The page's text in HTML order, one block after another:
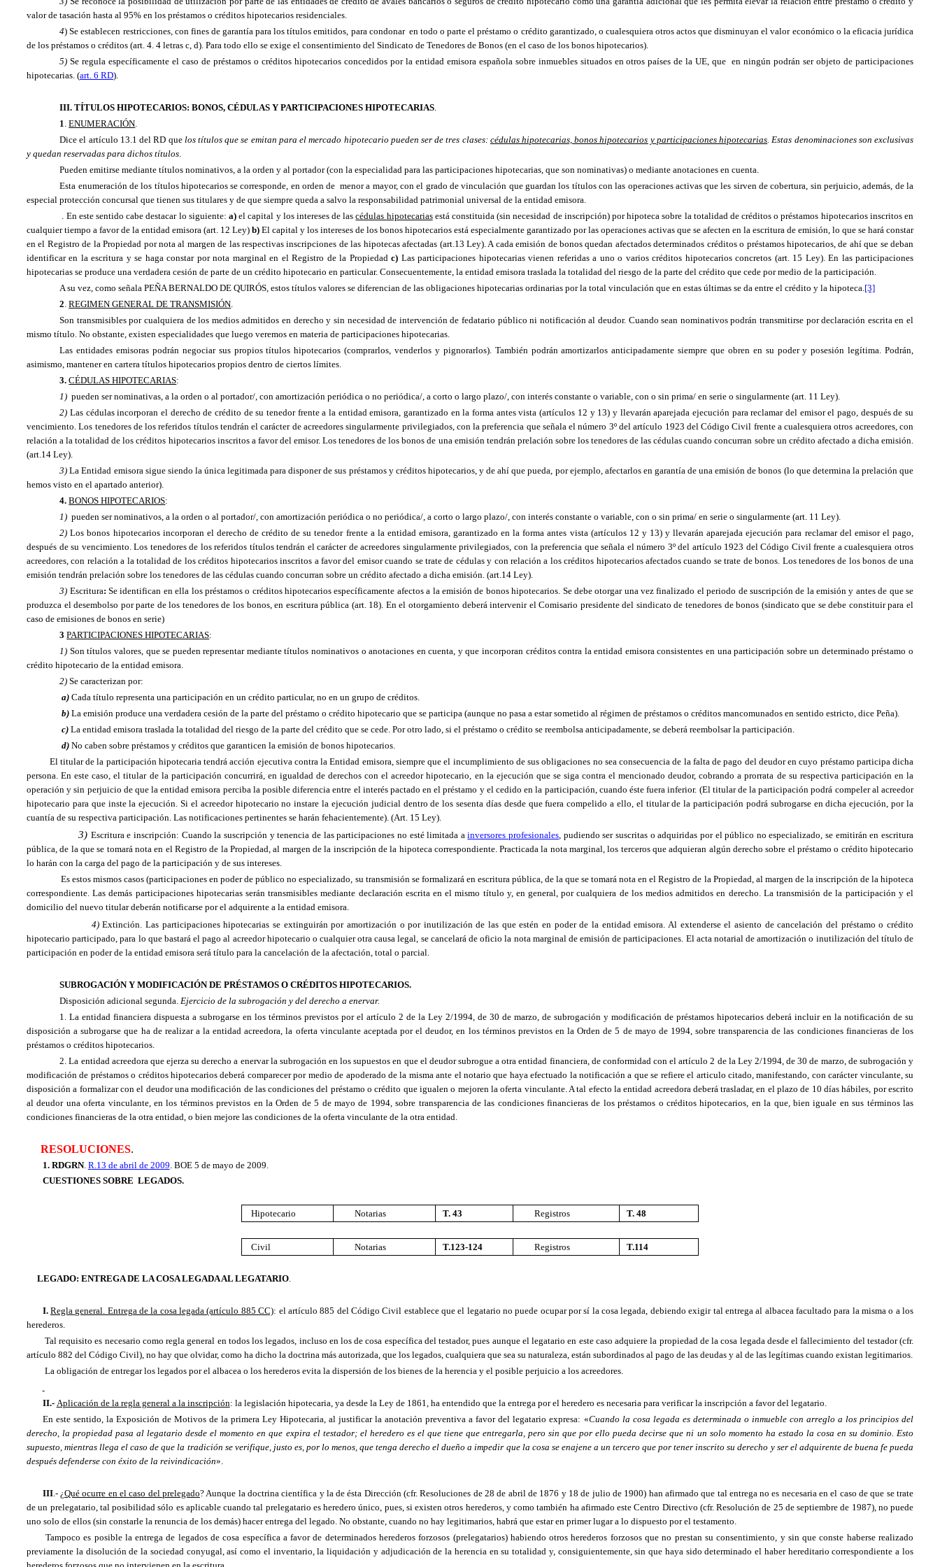
valor de tasación hasta al 95% en los préstamos o créditos hipotecarios residenciales.
4) Se establecen restricciones, con fines de garantía para los títulos emitidos, para condonar en todo o parte el préstamo o crédito garantizado, o cualesquiera otros actos que disminuyan el valor económico o la eficacia jurídica
de los préstamos o créditos (art. 4. 4 letras c, d). Para todo ello se exige el consentimiento del Sindicato de Tenedores de Bonos (en el caso de los bonos hipotecarios).
5) Se regula específicamente el caso de préstamos o créditos hipotecarios concedidos por la entidad emisora española sobre inmuebles situados en otros países dela UE, que en ningún podrán ser objeto de participaciones
hipotecarias. (art. 6 RD).
III. TÍTULOS HIPOTECARIOS: BONOS, CÉDULAS Y PARTICIPACIONES HIPOTECARIAS.
1.ENUMERACIÓN.
Dice el artículo 13.1 del RD que los títulos que se emitan para el mercado hipotecario pueden ser de tres clases: cédulas hipotecarias, bonos hipotecarios y participaciones hipotecarias. Estas denominaciones son exclusivas
y quedan reservadas para dichos títulos.
Pueden emitirse mediante títulos nominativos, a la orden y al portador (con la especialidad para las participaciones hipotecarias, que son nominativas) o mediante anotaciones en cuenta.
Esta enumeración de los títulos hipotecarios se corresponde, en orden de menor a mayor, con el grado de vinculación que guardan los títulos con las operaciones activas que les sirven de cobertura, sin perjuicio, además, de la
especial protección concursal que tienen sus titulares y de que siempre queda a salvo la responsabilidad patrimonial universal de la entidad emisora.
. En este sentido cabe destacar lo siguiente: a)el capital y los intereses de lascédulas hipotecariasestá constituida (sin necesidad de inscripción) por hipoteca sobre la totalidad de créditos o préstamos hipotecarios inscritos en
cualquier tiempo a favor de la entidad emisora (art. 12 Ley) b) El capital y los intereses de los bonos hipotecarios está especialmente garantizado por las operaciones activas que se afecten en la escritura de emisión, lo que se hará constar
en el Registro de la Propiedad por nota al margen de las respectivas inscripciones de las hipotecas afectadas (art.13 Ley). A cada emisión de bonos quedan afectados determinados créditos o préstamos hipotecarios, de ahí que se deban
identificar en la escritura y se haga constar por nota marginal en el Registro dela Propiedad c) Las participaciones hipotecarias vienen referidas a uno o varios créditos hipotecarios concretos (art. 15 Ley). En las participaciones
hipotecarias se produce una verdadera cesión de parte de un crédito hipotecario en particular. Consecuentemente, la entidad emisora traslada la totalidad del riesgo de la parte del crédito que cede por medio de la participación.
A su vez, como señala PEÑA BERNALDO DE QUIRÓS, estos títulos valores se diferencian de las obligaciones hipotecarias ordinarias por la total vinculación que en estas últimas se da entre el crédito y la hipoteca.[3]
2.REGIMEN GENERAL DE TRANSMISIÓN.
Son transmisibles por cualquiera de los medios admitidos en derecho y sin necesidad de intervención de fedatario público ni notificación al deudor. Cuando sean nominativos podrán transmitirse por declaración escrita en el
mismo título. No obstante, existen especialidades que luego veremos en materia de participaciones hipotecarias.
Las entidades emisoras podrán negociar sus propios títulos hipotecarios (comprarlos, venderlos y pignorarlos). También podrán amortizarlos anticipadamente siempre que obren en su poder y posesión legítima. Podrán,
asimismo, mantener en cartera títulos hipotecarios propios dentro de ciertos límites.
3. CÉDULAS HIPOTECARIAS:
1) pueden ser nominativas, a la orden o al portador/, con amortización periódica o no periódica/, a corto o largo plazo/, con interés constante o variable, con o sin prima/ en serie o singularmente (art. 11 Ley).
2) Las cédulas incorporan el derecho de crédito de su tenedor frente a la entidad emisora, garantizado en la forma antes vista (artículos 12 y 13) y llevarán aparejada ejecución para reclamar del emisor el pago, después de su
vencimiento. Los tenedores de los referidos títulos tendrán el carácter de acreedores singularmente privilegiados, con la preferencia que señala el número 3º del artículo 1923 del Código Civil frente a cualesquiera otros acreedores, con
relación a la totalidad de los créditos hipotecarios inscritos a favor del emisor. Los tenedores de los bonos de una emisión tendrán prelación sobre los tenedores de las cédulas cuando concurran sobre un crédito afectado a dicha emisión.
(art.14 Ley).
3) La Entidad emisora sigue siendo la única legitimada para disponer de sus préstamos y créditos hipotecarios, y de ahí que pueda, por ejemplo, afectarlos en garantía de una emisión de bonos (lo que determina la prelación que
hemos visto en el apartado anterior).
4. BONOS HIPOTECARIOS:
1) pueden ser nominativos, a la orden o al portador/, con amortización periódica o no periódica/, a corto o largo plazo/, con interés constante o variable, con o sin prima/ en serie o singularmente (art. 11 Ley).
2) Los bonos hipotecarios incorporan el derecho de crédito de su tenedor frente a la entidad emisora, garantizado en la forma antes vista (artículos 12 y 13) y llevarán aparejada ejecución para reclamar del emisor el pago,
después de su vencimiento. Los tenedores de los referidos títulos tendrán el carácter de acreedores singularmente privilegiados, con la preferencia que señala el número 3º del artículo 1923 del Código Civil frente a cualesquiera otros
acreedores, con relación a la totalidad de los créditos hipotecarios inscritos a favor del emisor cuando se trate de cédulas y con relación a los créditos hipotecarios afectados cuando se trate de bonos. Los tenedores de los bonos de una
emisión tendrán prelación sobre los tenedores de las cédulas cuando concurran sobre un crédito afectado a dicha emisión. (art.14 Ley).
3) Escritura:Se identifican en ella los préstamos o créditos hipotecarios específicamente afectos a la emisión de bonos hipotecarios. Se debe otorgar una vez finalizado el periodo de suscripción de la emisión y antes de que se
produzca el desembolso por parte de los tenedores de los bonos, en escritura pública (art. 18). En el otorgamiento deberá intervenir el Comisario presidente del sindicato de tenedores de bonos (sindicato que se debe constituir para el
caso de emisiones de bonos en serie)
3 PARTICIPACIONES HIPOTECARIAS:
1) Son títulos valores, que se pueden representar mediante títulos nominativos o anotaciones en cuenta, y que incorporan créditos contra la entidad emisora consistentes en una participación sobre un determinado préstamo o
crédito hipotecario de la entidad emisora.
2) Se caracterizan por:
a) Cada título representa una participación en un crédito particular, no en un grupo de créditos.
b) La emisión produce una verdadera cesión de la parte del préstamo o crédito hipotecario que se participa (aunque no pasa a estar sometido al régimen de préstamos o créditos mancomunados en sentido estricto, dice Peña).
c)La entidad emisora traslada la totalidad del riesgo de la parte del crédito que se cede. Por otro lado, si el préstamo o crédito se reembolsa anticipadamente, se deberá reembolsar la participación.
d) No caben sobre préstamos y créditos que garanticen la emisión de bonos hipotecarios.
El titular de la participación hipotecaria tendrá acción ejecutiva contra la Entidad emisora, siempre que el incumplimiento de sus obligaciones no sea consecuencia de la falta de pago del deudor en cuyo préstamo participa dicha
persona. En este caso, el titular de la participación concurrirá, en igualdad de derechos con el acreedor hipotecario, en la ejecución que se siga contra el mencionado deudor, cobrando a prorrata de su respectiva participación en la
operación y sin perjuicio de que la entidad emisora perciba la posible diferencia entre el interés pactado en el préstamo y el cedido en la participación, cuando éste fuera inferior. (El titular de la participación podrá compeler al acreedor
hipotecario para que inste la ejecución. Si el acreedor hipotecario no instare la ejecución judicial dentro de los sesenta días desde que fuera compelido a ello, el titular de la participación podrá subrogarse en dicha ejecución, por la
cuantía de su respectiva participación. Las notificaciones pertinentes se harán fehacientemente). (Art. 15 Ley).
3) Escritura e inscripción: Cuando la suscripción y tenencia de las participaciones no esté limitada ainversores profesionales, pudiendo ser suscritas o adquiridas por el público no especializado, se emitirán en escritura
pública, de la que se tomará nota en el Registro de la Propiedad, al margen de la inscripción de la hipoteca correspondiente. Practicada la nota marginal, los terceros que adquieran algún derecho sobre el préstamo o crédito hipotecario
lo harán con la carga del pago de la participación y de sus intereses.
Es estos mismos casos (participaciones en poder de público no especializado, su transmisión se formalizará en escritura pública, de la que se tomará nota en el Registro de la Propiedad, al margen de la inscripción de la hipoteca
correspondiente. Las demás participaciones hipotecarias serán transmisibles mediante declaración escrita en el mismo título y, en general, por cualquiera de los medios admitidos en derecho. La transmisión de la participación y el
domicilio del nuevo titular deberán notificarse por el adquirente a la entidad emisora.
4)Extinción. Las participaciones hipotecarias se extinguirán por amortización o por inutilización de las que estén en poder de la entidad emisora. Al extenderse el asiento de cancelación del préstamo o crédito
hipotecario participado, para lo que bastará el pago al acreedor hipotecario o cualquier otra causa legal, se cancelará de oficio la nota marginal de emisión de participaciones. El acta notarial de amortización o inutilización del título de
participación en poder de la entidad emisora será título para la cancelación de la afectación, total o parcial.
SUBROGACIÓN Y MODIFICACIÓN DE PRÉSTAMOS O CRÉDITOS HIPOTECARIOS.
Disposición adicional segunda.Ejercicio de la subrogación y del derecho a enervar.
1. La entidad financiera dispuesta a subrogarse en los términos previstos por el artículo 2 de la Ley 2/1994, de 30 de marzo, de subrogación y modificación de préstamos hipotecarios deberá incluir en la notificación de su
disposición a subrogarse que ha de realizar a la entidad acreedora, la oferta vinculante aceptada por el deudor, en los términos previstos en la Orden de 5 de mayo de 1994, sobre transparencia de las condiciones financieras de los
préstamos o créditos hipotecarios.
2. La entidad acreedora que ejerza su derecho a enervar la subrogación en los supuestos en que el deudor subrogue a otra entidad financiera, de conformidad con el artículo 2 de la Ley 2/1994, de 30 de marzo, de subrogación y
modificación de préstamos o créditos hipotecarios deberá comparecer por medio de apoderado de la misma ante el notario que haya efectuado la notificación a que se refiere el articulo citado, manifestando, con carácter vinculante, su
disposición a formalizar con el deudor una modificación de las condiciones del préstamo o crédito que igualen o mejoren la oferta vinculante. A tal efecto la entidad acreedora deberá trasladar, en el plazo de 10 días hábiles, por escrito
al deudor una oferta vinculante, en los términos previstos en la Orden de 5 de mayo de 1994, sobre transparencia de las condiciones financieras de los préstamos o créditos hipotecarios, en la que, bien iguale en sus términos las
condiciones financieras de la otra entidad, o bien mejore las condiciones de la oferta vinculante de la otra entidad.
RESOLUCIONES.
1. RDGRN. R.13 de abril de 2009. BOE 5 de mayo de 2009.
CUESTIONES SOBRE LEGADOS.
Hipotecario Notarias T. 43 Registros T. 48
Civil Notarias T.123-124 Registros T.114
LEGADO: ENTREGA DE LA COSALEGADAAL LEGATARIO.
I.Regla general. Entrega de la cosa legada (artículo 885 CC): el artículo 885 del Código Civil establece que el legatario no puede ocupar por sí la cosa legada, debiendo exigir tal entrega al albacea facultado para la misma o a los
herederos.
Tal requisito es necesario como regla general en todos los legados, incluso en los de cosa específica del testador, pues aunque el legatario en este caso adquiere la propiedad de la cosa legada desde el fallecimiento del testador (cfr.
artículo 882 del Código Civil), no hay que olvidar, como ha dicho la doctrina más autorizada, que los legados, cualquiera que sea su naturaleza, están subordinados al pago de las deudas y al de las legítimas cuando existan legitimarios.
La obligación de entregar los legados por el albacea o los herederos evita la dispersión de los bienes de la herencia y el posible perjuicio a los acreedores.
II.- Aplicación de la regla general a la inscripción: la legislación hipotecaria, ya desde la Ley de 1861, haentendido que la entrega por el heredero es necesaria para verificar la inscripción a favor del legatario.
En este sentido, la Exposiciónde Motivos de la primera Ley Hipotecaria, al justificar la anotación preventiva a favor del legatario expresa: «Cuando la cosa legada es determinada o inmueble con arreglo a los principios del
derecho, la propiedad pasa al legatario desde el momento en que expira el testador; el heredero es el que tiene que entregarla, pero sin que por ello pueda decirse que ni un solo momento ha estado la cosa en su dominio. Esto
supuesto, mientras llega el caso de que la tradición se verifique, justo es, por lo menos, que tenga derecho el dueño a impedir que la cosa se enajene a un tercero que por tener inscrito su derecho y ser el adquirente de buena fe pueda
después defenderse con éxito de la reivindicación».
III.- ¿Qué ocurre en el caso del prelegado? Aunque la doctrina científica y la de ésta Dirección (cfr. Resoluciones de 28 de abril de 1876 y 18 de julio de 1900) han afirmado que tal entrega no es necesaria en el caso de que se trate
de un prelegatario, tal posibilidad sólo es aplicable cuando tal prelegatario es heredero único, pues, si existen otros herederos, y como también ha afirmado este Centro Directivo (cfr. Resolución de 25 de septiembre de 1987), no puede
uno solo de ellos (sin constarle la renuncia de los demás) hacer entrega del legado. No obstante, cuando no hay legitimarios, habrá que estar en primer lugar a lo dispuesto por el testamento.
Tampoco es posible la entrega de legados de cosa específica a favor de determinados herederos forzosos (prelegatarios) habiendo otros herederos forzosos que no prestan su consentimiento, y sin que conste haberse realizado
previamente la disolución de la sociedad conyugal, así como el inventario, la liquidación y adjudicación de la herencia ensu totalidad y, consiguientemente, sin que haya sido determinado el haber hereditario correspondiente a los